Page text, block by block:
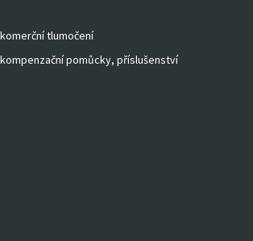
tlumočení
pomůcky, příslušenství